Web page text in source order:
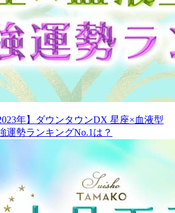
年】ダウンタウンDX 星座×血液型
運勢ランキングNo.1は？